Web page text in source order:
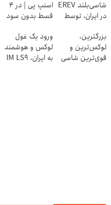
شاسی‌بلند EREV
در ایران، توسط
رونمایی شد!
اسنپ پی | در ۴
قسط بدون سود
بزرگترین،
لوکس‌ترین و
قوی‌ترین شاسی
ورود یک غول
لوکس و هوشمند
به ایران، IM LS9